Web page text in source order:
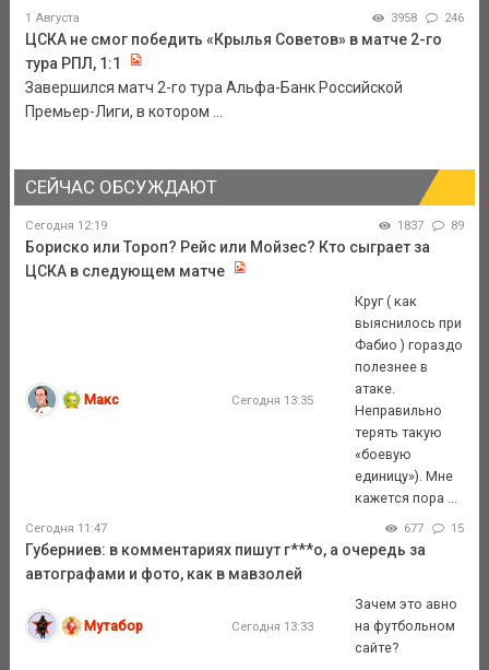
1 Августа 3958 246
ЦСКА не смог победить «Крылья Советов» в матче 2-го
тура РПЛ, 1:1
Завершился матч 2-го тура Альфа-Банк Российской
Премьер-Лиги, в котором ...
СЕЙЧАС ОБСУЖДАЮТ
Сегодня 12:19 1837 89
Бориско или Тороп? Рейс или Мойзес? Кто сыграет за
ЦСКА в следующем матче
Макс Сегодня 13:35
Круг ( как
выяснилось при
Фабио ) гораздо
полезнее в
атаке.
Неправильно
терять такую
«боевую
единицу»). Мне
кажется пора ...
Сегодня 11:47 677 15
Губерниев: в комментариях пишут г***о, а очередь за
автографами и фото, как в мавзолей
Мутабор Сегодня 13:33
Зачем это авно
на футбольном
сайте?